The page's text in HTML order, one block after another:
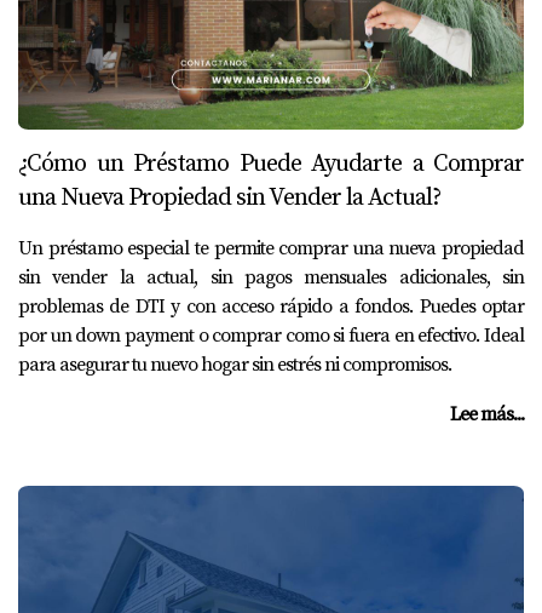
¿Cómo un Préstamo Puede Ayudarte a Comprar
una Nueva Propiedad sin Vender la Actual?
Un préstamo especial te permite comprar una nueva propiedad
sin vender la actual, sin pagos mensuales adicionales, sin
problemas de DTI y con acceso rápido a fondos. Puedes optar
por un down payment o comprar como si fuera en efectivo. Ideal
para asegurar tu nuevo hogar sin estrés ni compromisos.
Lee más...